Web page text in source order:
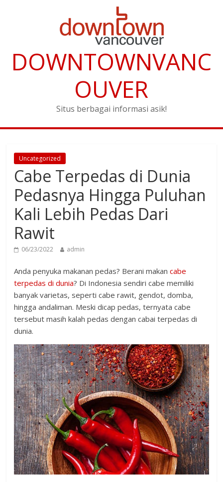
DOWNTOWNVANC
OUVER
Situs berbagai informasi asik!
Uncategorized
Cabe Terpedas di Dunia
Pedasnya Hingga Puluhan
Kali Lebih Pedas Dari
Rawit
06/23/2022 admin
Anda penyuka makanan pedas? Berani makancabe
terpedas di dunia? Di Indonesia sendiri cabe memiliki
banyak varietas, seperti cabe rawit, gendot, domba,
hingga andaliman. Meski dicap pedas, ternyata cabe
tersebut masih kalah pedas dengan cabai terpedas di
dunia.